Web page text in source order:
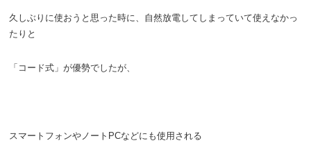
久しぶりに使おうと思った時に、自然放電してしまっていて使えなかっ
たりと
「コード式」が優勢でしたが、
スマートフォンやノートPCなどにも使用される